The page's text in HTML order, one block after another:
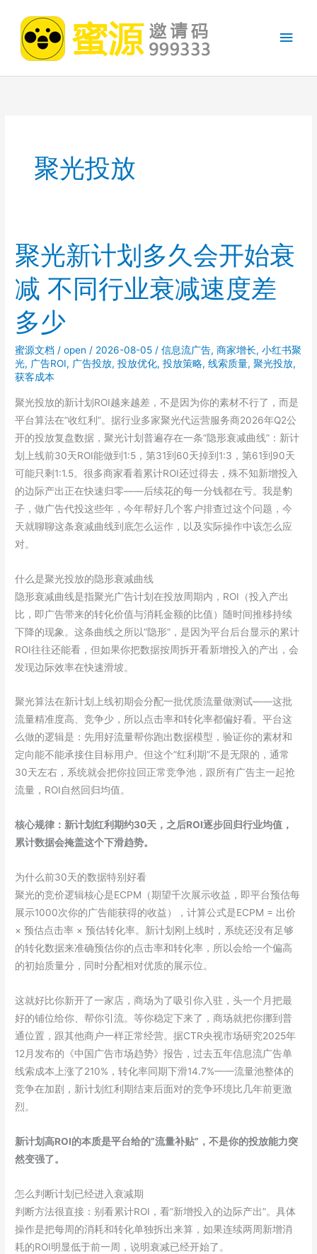
主
聚光投放
聚光新计划多久会开始衰
减 不同行业衰减速度差
多少
蜜源文档 /open / 2026-08-05 /信息流广告,商家增长,小红书聚
光, 广告ROI, 广告投放,投放优化,投放策略,线索质量,聚光投放,
获客成本
聚光投放的新计划ROI越来越差，不是因为你的素材不行了，而是
平台算法在”收红利”。据行业多家聚光代运营服务商2026年Q2公
开的投放复盘数据，聚光计划普遍存在一条”隐形衰减曲线”：新计
划上线前30天ROI能做到1:5，第31到60天掉到1:3，第61到90天
可能只剩1:1.5。很多商家看着累计ROI还过得去，殊不知新增投入
的边际产出正在快速归零——后续花的每一分钱都在亏。我是豹
子，做广告代投这些年，今年帮好几个客户排查过这个问题，今
天就聊聊这条衰减曲线到底怎么运作，以及实际操作中该怎么应
对。
什么是聚光投放的隐形衰减曲线
隐形衰减曲线是指聚光广告计划在投放周期内，ROI（投入产出
比，即广告带来的转化价值与消耗金额的比值）随时间推移持续
下降的现象。这条曲线之所以”隐形”，是因为平台后台显示的累计
ROI往往还能看，但如果你把数据按周拆开看新增投入的产出，会
发现边际效率在快速滑坡。
聚光算法在新计划上线初期会分配一批优质流量做测试——这批
流量精准度高、竞争少，所以点击率和转化率都偏好看。平台这
么做的逻辑是：先用好流量帮你跑出数据模型，验证你的素材和
定向能不能承接住目标用户。但这个”红利期”不是无限的，通常
30天左右，系统就会把你拉回正常竞争池，跟所有广告主一起抢
流量，ROI自然回归均值。
核心规律：新计划红利期约30天，之后ROI逐步回归行业均值，
累计数据会掩盖这个下滑趋势。
为什么前30天的数据特别好看
聚光的竞价逻辑核心是ECPM（期望千次展示收益，即平台预估每
展示1000次你的广告能获得的收益），计算公式是ECPM = 出价
× 预估点击率 × 预估转化率。新计划刚上线时，系统还没有足够
的转化数据来准确预估你的点击率和转化率，所以会给一个偏高
的初始质量分，同时分配相对优质的展示位。
这就好比你新开了一家店，商场为了吸引你入驻，头一个月把最
好的铺位给你、帮你引流。等你稳定下来了，商场就把你挪到普
通位置，跟其他商户一样正常经营。据CTR央视市场研究2025年
12月发布的《中国广告市场趋势》报告，过去五年信息流广告单
线索成本上涨了210%，转化率同期下滑14.7%——流量池整体的
竞争在加剧，新计划红利期结束后面对的竞争环境比几年前更激
烈。
新计划高ROI的本质是平台给的”流量补贴”，不是你的投放能力突
然变强了。
怎么判断计划已经进入衰减期
判断方法很直接：别看累计ROI，看”新增投入的边际产出”。具体
操作是把每周的消耗和转化单独拆出来算，如果连续两周新增消
耗的ROI明显低于前一周，说明衰减已经开始了。